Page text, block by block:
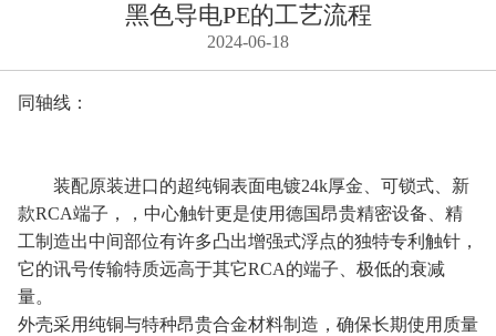
黑色导电PE的工艺流程
2024-06-18
同轴线：
装配原装进口的超纯铜表面电镀24k厚金、可锁式、新
款RCA端子，，中心触针更是使用德国昂贵精密设备、精
工制造出中间部位有许多凸出增强式浮点的独特专利触针，
它的讯号传输特质远高于其它RCA的端子、极低的衰减
量。
外壳采用纯铜与特种昂贵合金材料制造，确保长期使用质量